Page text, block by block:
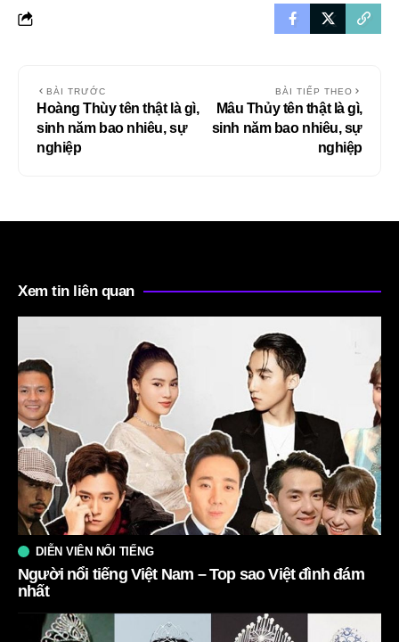
BÀI TRƯỚC
Hoàng Thùy tên thật là gì,
sinh năm bao nhiêu, sự
nghiệp
BÀI TIẾP THEO
Mâu Thủy tên thật là gì,
sinh năm bao nhiêu, sự
nghiệp
Xem tin liên quan
DIỄN VIÊN NỔI TIẾNG
Người nổi tiếng Việt Nam – Top sao Việt đình đám
nhất